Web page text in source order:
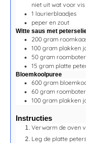
niet uit wat voor
1 laurierblaadjes
peper en zout
Witte saus met
200 gram
100 gram plakken
50 gram roomboter
15 gram platte
Bloemkoolpuree
600 gram
60 gram roomboter
100 gram plakken
Instructies
Verwarm de oven
Leg de platte